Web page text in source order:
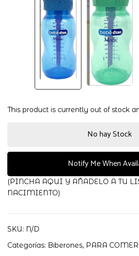
This product is currently out of stock
No hay Stock
Notify Me When
(PINCHA AQUI Y AÑADELO A TU
NACIMIENTO)
SKU: N/D
Categorías: Biberones, PARA COMER